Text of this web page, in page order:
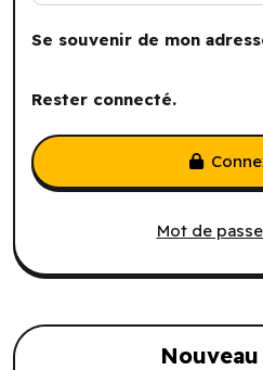
Se souvenir de mon
Rester connecté.
Mot de